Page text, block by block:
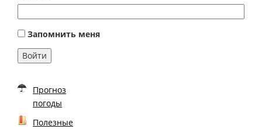
Запомнить меня
Войти
Прогноз
погоды
Полезные